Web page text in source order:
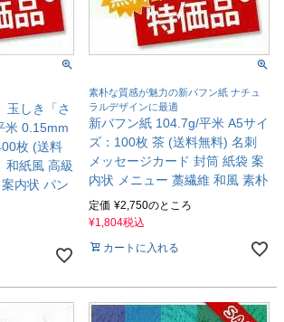
玉しき「さ
米 0.15mm
枚 (送料
和紙風 高級
内状 パン
素朴な質感が魅力の新バフン紙 ナチュ
ラルデザインに最適
新バフン紙 104.7g/平米 A5サイ
ズ：100枚 茶 (送料無料) 名刺
メッセージカード 封筒 紙袋 案
内状 メニュー 藁繊維 和風 素朴
定価 ¥2,750のところ
¥1,804税込
カートに入れる